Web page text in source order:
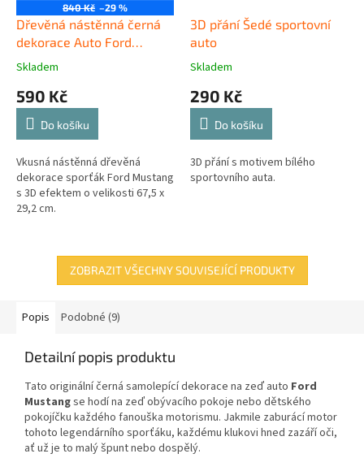
840 Kč –29 %
Dřevěná nástěnná černá
dekorace Auto Ford
Mustang
Skladem
590 Kč
Do košíku
Vkusná nástěnná dřevěná
dekorace sporťák Ford Mustang
s 3D efektem o velikosti 67,5 x
29,2 cm.
3D přání Šedé sportovní
auto
Skladem
290 Kč
Do košíku
3D přání s motivem bílého
sportovního auta.
ZOBRAZIT VŠECHNY SOUVISEJÍCÍ PRODUKTY
Popis Podobné (9)
Detailní popis produktu
Tato originální černá samolepící dekorace na zeď auto Ford
Mustangse hodí na zeď obývacího pokoje nebo dětského
pokojíčku každého fanouška motorismu. Jakmile zaburácí motor
tohoto legendárního sporťáku, každému klukovi hned zazáří oči,
ať už je to malý špunt nebo dospělý.